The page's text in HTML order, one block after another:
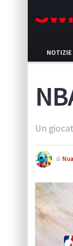
NOTIZIE
Un
di